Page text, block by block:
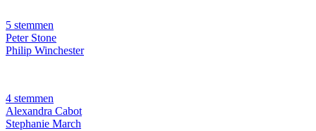
5 stemmen
Peter Stone
Philip Winchester
4 stemmen
Alexandra Cabot
Stephanie March